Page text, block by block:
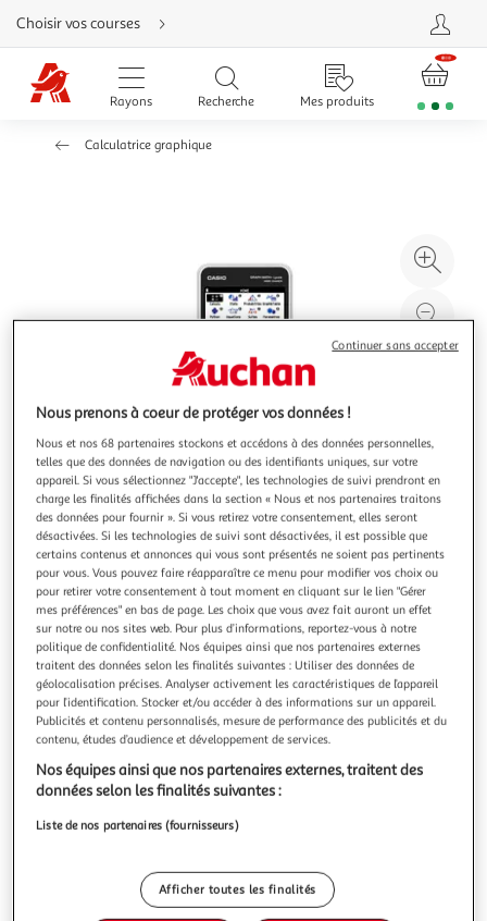
Aller
directement
au
contenu
Aller
directement
Aller
Choisir vos courses
Rayons Recherche Mes produits
Calculatrice graphique
à
10€ remboursésVoir conditions
CASIO
Calculatrice graphique Casio - Lycée - Math+ - Blanc
Vendu parAuchan
Choisir un magasin
Retrait 1h en magasin
Paiement en ligne ·Service offert
80,99€
dont 0,24€ d'éco-part.
Nous prenons à coeur de protéger vos données !
Nous et nos 68 partenaires stockons et accédons à des données personnelles,
telles que des données de navigation ou des identifiants uniques, sur votre
appareil. Si vous sélectionnez "J'accepte", les technologies de suivi prendront en
charge les finalités affichées dans la section « Nous et nos partenaires traitons
des données pour fournir ». Si vous retirez votre consentement, elles seront
désactivées. Si les technologies de suivi sont désactivées, il est possible que
certains contenus et annonces qui vous sont présentés ne soient pas pertinents
pour vous. Vous pouvez faire réapparaître ce menu pour modifier vos choix ou
pour retirer votre consentement à tout moment en cliquant sur le lien "Gérer
mes préférences" en bas de page. Les choix que vous avez fait auront un effet
sur notre ou nos sites web. Pour plus d’informations, reportez-vous à notre
politique de confidentialité. Nos équipes ainsi que nos partenaires externes
traitent des données selon les finalités suivantes : Utiliser des données de
géolocalisation précises. Analyser activement les caractéristiques de l’appareil
pour l’identification. Stocker et/ou accéder à des informations sur un appareil.
Publicités et contenu personnalisés, mesure de performance des publicités et du
contenu, études d’audience et développement de services.
Nos équipes ainsi que nos partenaires externes, traitent des
données selon les finalités suivantes :
Liste de nos partenaires (fournisseurs)
Afficher toutes les finalités
Continuer sans accepter